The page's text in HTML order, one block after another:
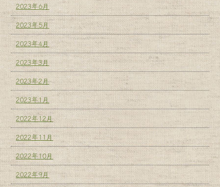
2023年6月
2023年5月
2023年4月
2023年3月
2023年2月
2023年1月
2022年12月
2022年11月
2022年10月
2022年9月